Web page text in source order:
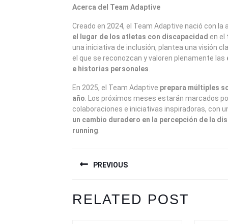
Acerca del Team Adaptive
Creado en 2024, el Team Adaptive nació con la
el lugar de los atletas con discapacidad en el
una iniciativa de inclusión, plantea una visión
el que se reconozcan y valoren plenamente las
e historias personales
En 2025, el Team Adaptive prepara múltiples
año . Los próximos meses estarán marcados
colaboraciones e iniciativas inspiradoras, con
un cambio duradero en la percepción de la
running
DE
ENTRADAS
PREVIOUS
post:
RELATED POST